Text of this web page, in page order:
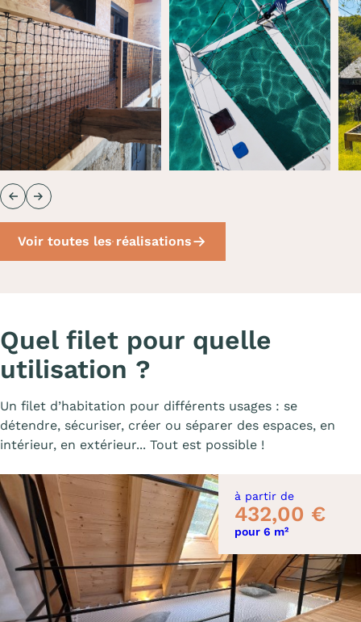
Précédent
Suivant
Voir toutes les réalisations
Quel filet pour quelle
utilisation ?
Un filet d’habitation pour différents usages : se
détendre, sécuriser, créer ou séparer des espaces, en
intérieur, en extérieur... Tout est possible !
à partir de
432,00 €
pour 6 m²